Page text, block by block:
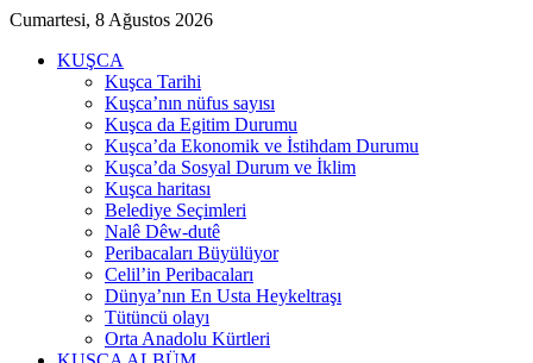
Cumartesi, 8 Ağustos 2026
KUŞCA
Kuşca Tarihi
Kuşca’nın nüfus sayısı
Kuşca da Egitim Durumu
Kuşca’da Ekonomik ve İstihdam Durumu
Kuşca’da Sosyal Durum ve İklim
Kuşca haritası
Belediye Seçimleri
Nalê Dêw-dutê
Peribacaları Büyülüyor
Celil’in Peribacaları
Dünya’nın En Usta Heykeltraşı
Tütüncü olayı
Orta Anadolu Kürtleri